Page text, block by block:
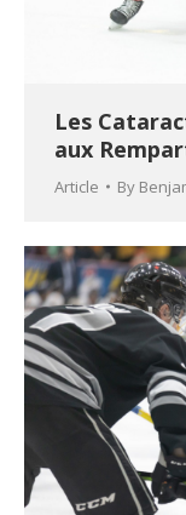
Les
aux
Article By